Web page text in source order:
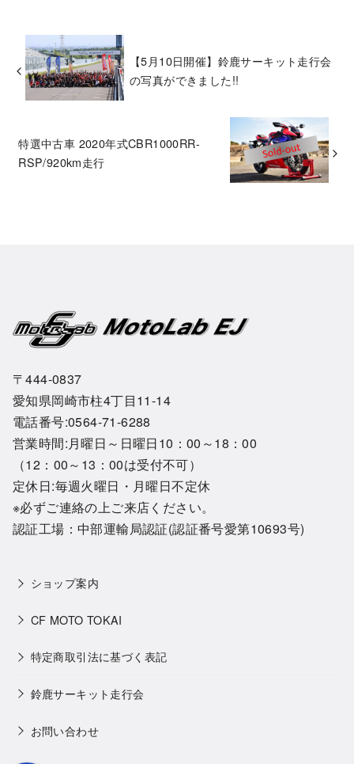
【5月10日開催】鈴鹿サーキット走行会
の写真ができました!!
特選中古車 2020年式CBR1000RR-
RSP/920km走行
〒444-0837
愛知県岡崎市柱4丁目11-14
電話番号:0564-71-6288
営業時間:月曜日～日曜日10：00～18：00
（12：00～13：00は受付不可）
定休日:毎週火曜日・月曜日不定休
※必ずご連絡の上ご来店ください。
認証工場：中部運輸局認証(認証番号愛第10693号)
ショップ案内
CF MOTO TOKAI
特定商取引法に基づく表記
鈴鹿サーキット走行会
お問い合わせ